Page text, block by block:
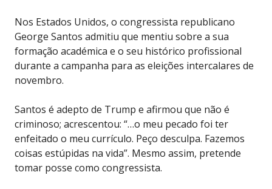
Nos Estados Unidos, o congressista republicano
George Santos admitiu que mentiu sobre a sua
formação académica e o seu histórico profissional
durante a campanha para as eleições intercalares de
novembro.
Santos é adepto de Trump e afirmou que não é
criminoso; acrescentou: “…o meu pecado foi ter
enfeitado o meu currículo. Peço desculpa. Fazemos
coisas estúpidas na vida”. Mesmo assim, pretende
tomar posse como congressista.